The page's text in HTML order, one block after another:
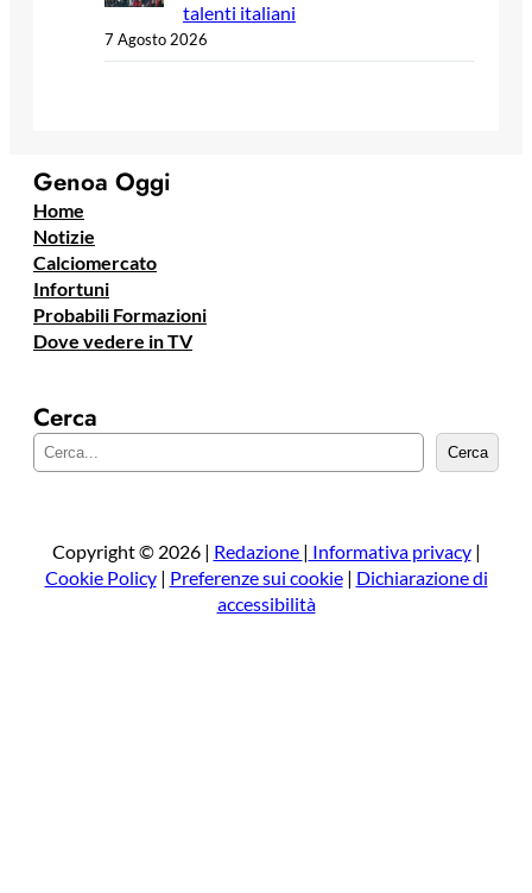
talenti italiani
7 Agosto 2026
Genoa Oggi
Home
Notizie
Calciomercato
Infortuni
Probabili Formazioni
Dove vedere in TV
Cerca
e
a
Cerca
Copyright © 2026 | Redazione | Informativa privacy|
Cookie Policy| Preferenze sui cookie| Dichiarazione di
accessibilità